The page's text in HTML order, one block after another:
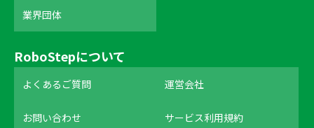
業界団体
RoboStepについて
よくあるご質問 運営会社
お問い合わせ サービス利用規約